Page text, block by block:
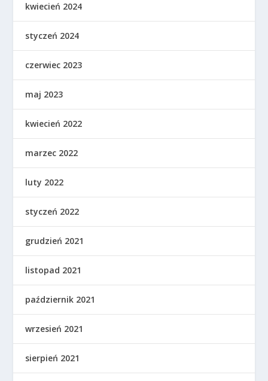
kwiecień 2024
styczeń 2024
czerwiec 2023
maj 2023
kwiecień 2022
marzec 2022
luty 2022
styczeń 2022
grudzień 2021
listopad 2021
październik 2021
wrzesień 2021
sierpień 2021